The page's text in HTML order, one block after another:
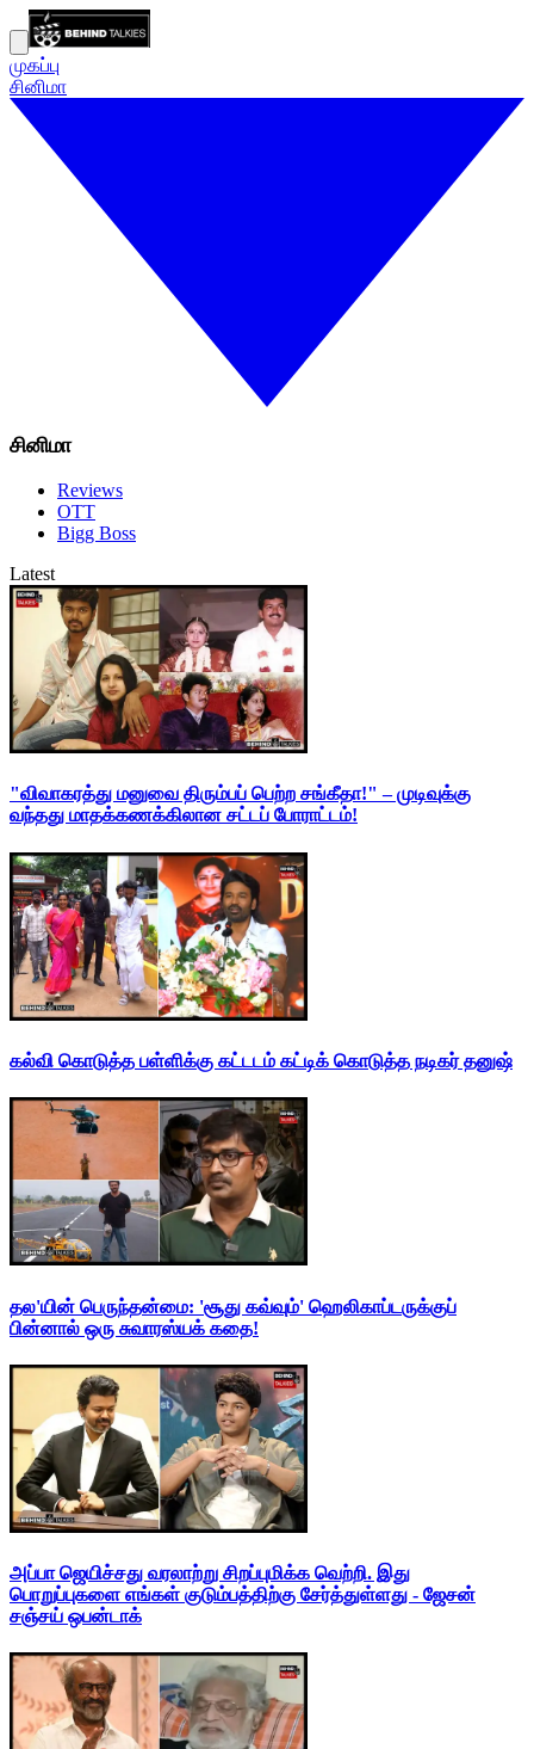
முகப்பு
சினிமா
சினிமா
Reviews
OTT
Bigg Boss
Latest
"விவாகரத்து மனுவை திரும்பப் பெற்ற சங்கீதா!" – முடிவுக்கு
வந்தது மாதக்கணக்கிலான சட்டப் போராட்டம்!
கல்வி கொடுத்த பள்ளிக்கு கட்டடம் கட்டிக் கொடுத்த நடிகர் தனுஷ்
தல'யின் பெருந்தன்மை: 'சூது கவ்வும்' ஹெலிகாப்டருக்குப்
பின்னால் ஒரு சுவாரஸ்யக் கதை!
அப்பா ஜெயிச்சது வரலாற்று சிறப்புமிக்க வெற்றி. இது
பொறுப்புகளை எங்கள் குடும்பத்திற்கு சேர்த்துள்ளது - ஜேசன்
சஞ்சய் ஒபன்டாக்